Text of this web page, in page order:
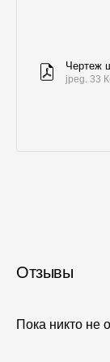
Чертеж
jpeg. 33
Отзывы
Пока никто не